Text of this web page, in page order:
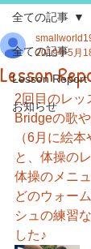
全ての記事
Lesson Report
お知らせ
全ての記事
Lesson
2019年5月
2回目のレッ
Bridgeの歌
（6月に絵
と、体操の
体操のメニ
どのウォー
シュの練習
した♪